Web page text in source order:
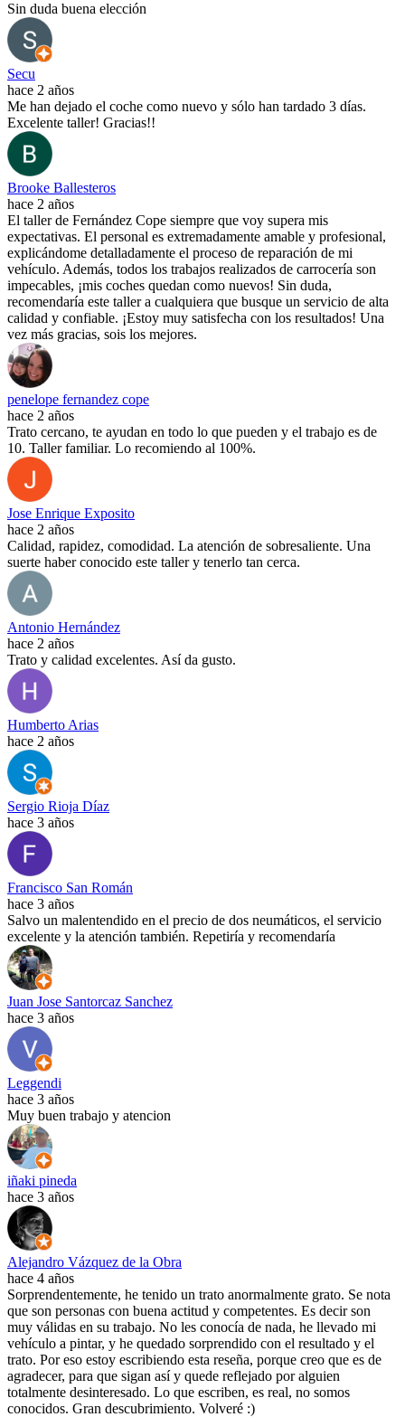
Sin duda buena elección
Secu
hace 2 años
Me han dejado el coche como nuevo y sólo han tardado 3 días.
Excelente taller! Gracias!!
Brooke Ballesteros
hace 2 años
El taller de Fernández Cope siempre que voy supera mis
expectativas. El personal es extremadamente amable y profesional,
explicándome detalladamente el proceso de reparación de mi
vehículo. Además, todos los trabajos realizados de carrocería son
impecables, ¡mis coches quedan como nuevos! Sin duda,
recomendaría este taller a cualquiera que busque un servicio de alta
calidad y confiable. ¡Estoy muy satisfecha con los resultados! Una
vez más gracias, sois los mejores.
penelope fernandez cope
hace 2 años
Trato cercano, te ayudan en todo lo que pueden y el trabajo es de
10. Taller familiar. Lo recomiendo al 100%.
Jose Enrique Exposito
hace 2 años
Calidad, rapidez, comodidad. La atención de sobresaliente. Una
suerte haber conocido este taller y tenerlo tan cerca.
Antonio Hernández
hace 2 años
Trato y calidad excelentes. Así da gusto.
Humberto Arias
hace 2 años
Sergio Rioja Díaz
hace 3 años
Francisco San Román
hace 3 años
Salvo un malentendido en el precio de dos neumáticos, el servicio
excelente y la atención también. Repetiría y recomendaría
Juan Jose Santorcaz Sanchez
hace 3 años
Leggendi
hace 3 años
Muy buen trabajo y atencion
iñaki pineda
hace 3 años
Alejandro Vázquez de la Obra
hace 4 años
Sorprendentemente, he tenido un trato anormalmente grato. Se nota
que son personas con buena actitud y competentes. Es decir son
muy válidas en su trabajo. No les conocía de nada, he llevado mi
vehículo a pintar, y he quedado sorprendido con el resultado y el
trato. Por eso estoy escribiendo esta reseña, porque creo que es de
agradecer, para que sigan así y quede reflejado por alguien
totalmente desinteresado. Lo que escriben, es real, no somos
conocidos. Gran descubrimiento. Volveré :)